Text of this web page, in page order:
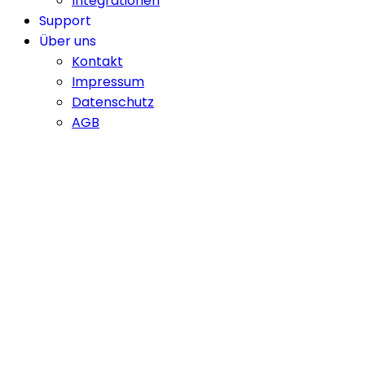
Support
Über uns
Kontakt
Impressum
Datenschutz
AGB